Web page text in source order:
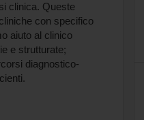
clinica. Queste
con specifico
aiuto al clinico
e strutturate;
diagnostico-